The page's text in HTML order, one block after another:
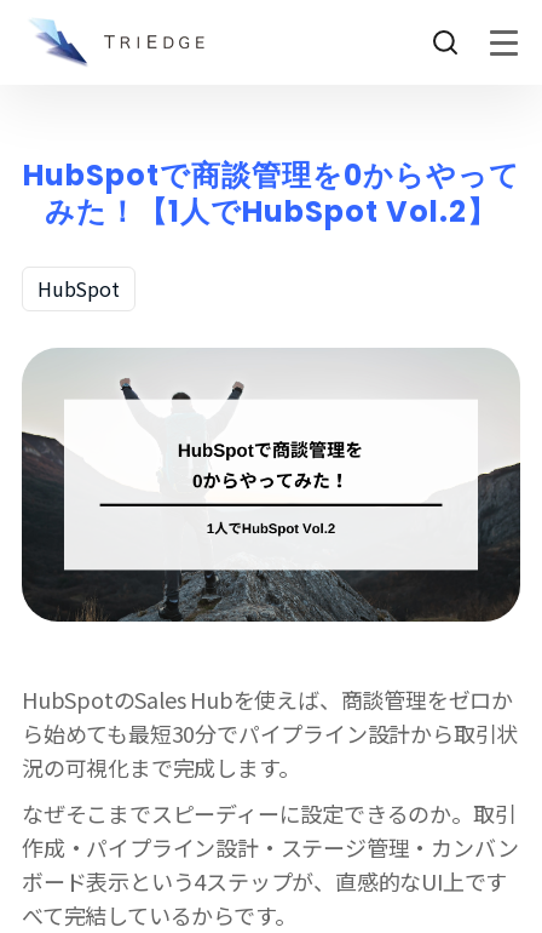
HubSpotで商談管理を0からやって
みた！【1人でHubSpot Vol.2】
HubSpot
HubSpotのSales Hubを使えば、商談管理をゼロか
ら始めても最短30分でパイプライン設計から取引状
況の可視化まで完成します。
なぜそこまでスピーディーに設定できるのか。取引
作成・パイプライン設計・ステージ管理・カンバン
ボード表示という4ステップが、直感的なUI上です
べて完結しているからです。